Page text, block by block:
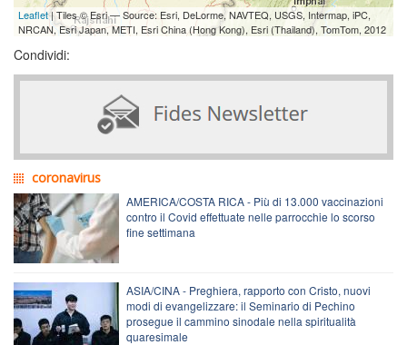
Leaflet| Tiles © Esri — Source: Esri, DeLorme, NAVTEQ, USGS, Intermap, iPC,
NRCAN, Esri Japan, METI, Esri China (Hong Kong), Esri (Thailand), TomTom, 2012
Condividi:
coronavirus
AMERICA/COSTA RICA - Più di 13.000 vaccinazioni
contro il Covid effettuate nelle parrocchie lo scorso
fine settimana
ASIA/CINA - Preghiera, rapporto con Cristo, nuovi
modi di evangelizzare: il Seminario di Pechino
prosegue il cammino sinodale nella spiritualità
quaresimale